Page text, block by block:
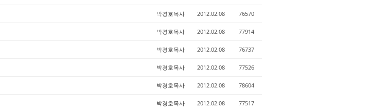
박경호목사 2012.02.08 76570
박경호목사 2012.02.08 77914
박경호목사 2012.02.08 76737
박경호목사 2012.02.08 77526
박경호목사 2012.02.08 78604
박경호목사 2012.02.08 77517